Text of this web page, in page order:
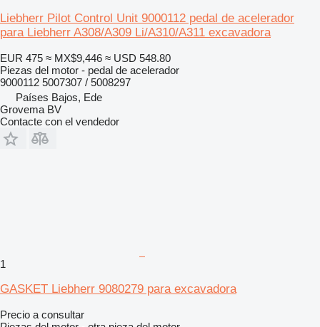
Liebherr Pilot Control Unit 9000112 pedal de acelerador
para Liebherr A308/A309 Li/A310/A311 excavadora
EUR 475 ≈ MX$9,446 ≈ USD 548.80
Piezas del motor - pedal de acelerador
9000112 5007307 / 5008297
Países Bajos, Ede
Grovema BV
Contacte con el vendedor
1
GASKET Liebherr 9080279 para excavadora
Precio a consultar